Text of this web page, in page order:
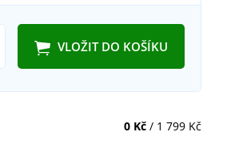
VLOŽIT DO KOŠÍKU
0 Kč/ 1 799 Kč